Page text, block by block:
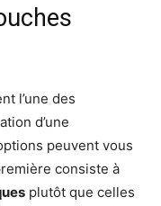
l’une des
d’une
peuvent vous
consiste à
plutôt que celles